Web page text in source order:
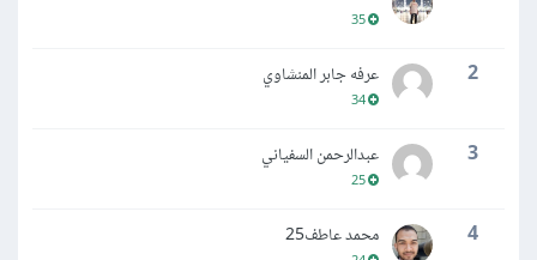
2 عرفه جابر المنشاوي
3 عبدالرحمن السفياني
4 محمد عاطف25